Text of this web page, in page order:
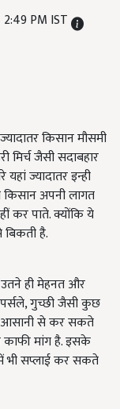
PM IST
किसान मौसमी
मिर्च जैसी सदाबहार
ज्यादातर इन्ही
अपनी लागत
कर पाते. क्योंकि ये
है.
ही मेहनत और
गुच्छी जैसी कुछ
आसानी से कर सकते
काफी मांग है. इसके
भी सप्लाई कर सकते